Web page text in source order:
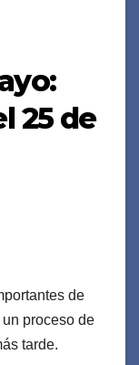
25 de
de
proceso de
tarde.